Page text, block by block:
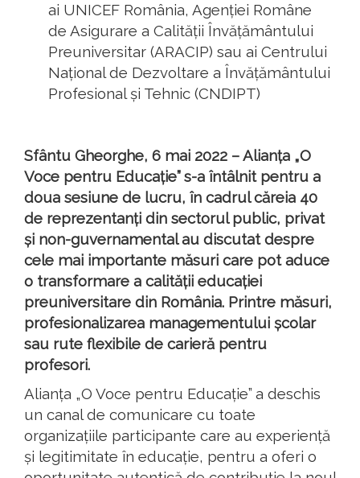
ai UNICEF România, Agenției Române
de Asigurare a Calității Învățământului
Preuniversitar (ARACIP) sau ai Centrului
Național de Dezvoltare a Învățământului
Profesional și Tehnic (CNDIPT)
Sfântu Gheorghe, 6 mai 2022 – Alianța „O
Voce pentru Educație” s-a întâlnit pentru a
doua sesiune de lucru, în cadrul căreia 40
de reprezentanți din sectorul public, privat
și non-guvernamental au discutat despre
cele mai importante măsuri care pot aduce
o transformare a calității educației
preuniversitare din România. Printre măsuri,
profesionalizarea managementului școlar
sau rute flexibile de carieră pentru
profesori.
Alianța „O Voce pentru Educație” a deschis
un canal de comunicare cu toate
organizațiile participante care au experiență
și legitimitate în educație, pentru a oferi o